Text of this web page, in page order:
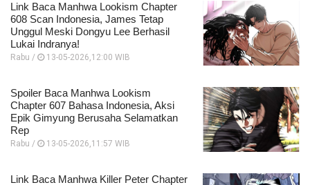
Link Baca Manhwa Lookism Chapter
608 Scan Indonesia, James Tetap
Unggul Meski Dongyu Lee Berhasil
Lukai Indranya!
Rabu / 13-05-2026,12:00 WIB
Spoiler Baca Manhwa Lookism
Chapter 607 Bahasa Indonesia, Aksi
Epik Gimyung Berusaha Selamatkan
Rep
Rabu / 13-05-2026,11:57 WIB
Link Baca Manhwa Killer Peter Chapter